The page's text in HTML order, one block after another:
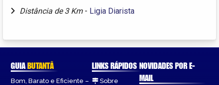
Distância de 3 Km - Ligia Diarista
GUIABUTANTÃ
Bom, Barato e Eficiente –
LINKS RÁPIDOS
Sobre
NOVIDADES POR E-
MAIL